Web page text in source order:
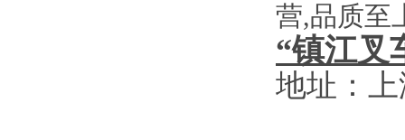
营,品质至
“镇江叉
地址：